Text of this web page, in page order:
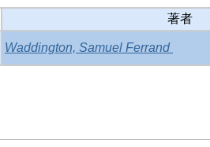
著者
Waddington, Samuel Ferrand